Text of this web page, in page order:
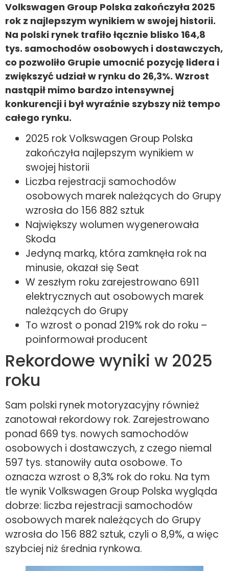
Volkswagen Group Polska zakończyła 2025
rok z najlepszym wynikiem w swojej historii.
Na polski rynek trafiło łącznie blisko 164,8
tys. samochodów osobowych i dostawczych,
co pozwoliło Grupie umocnić pozycję lidera i
zwiększyć udział w rynku do 26,3%. Wzrost
nastąpił mimo bardzo intensywnej
konkurencji i był wyraźnie szybszy niż tempo
całego rynku.
2025 rok Volkswagen Group Polska
zakończyła najlepszym wynikiem w
swojej historii
Liczba rejestracji samochodów
osobowych marek należących do Grupy
wzrosła do 156 882 sztuk
Największy wolumen wygenerowała
Skoda
Jedyną marką, która zamknęła rok na
minusie, okazał się Seat
W zeszłym roku zarejestrowano 6911
elektrycznych aut osobowych marek
należących do Grupy
To wzrost o ponad 219% rok do roku –
poinformował producent
Rekordowe wyniki w 2025
roku
Sam polski rynek motoryzacyjny również
zanotował rekordowy rok. Zarejestrowano
ponad 669 tys. nowych samochodów
osobowych i dostawczych, z czego niemal
597 tys. stanowiły auta osobowe. To
oznacza wzrost o 8,3% rok do roku. Na tym
tle wynik Volkswagen Group Polska wygląda
dobrze: liczba rejestracji samochodów
osobowych marek należących do Grupy
wzrosła do 156 882 sztuk, czyli o 8,9%, a więc
szybciej niż średnia rynkowa.